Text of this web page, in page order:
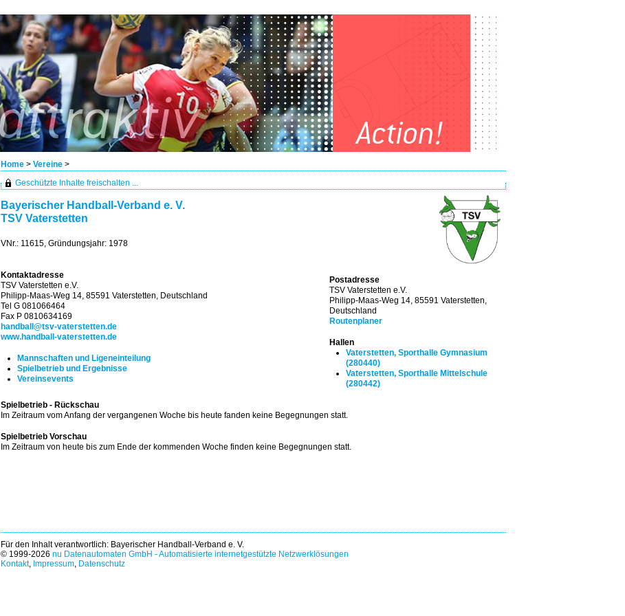
Home > Vereine >
Geschützte Inhalte freischalten ...
Bayerischer Handball-Verband e. V.
TSV Vaterstetten
VNr.: 11615, Gründungsjahr: 1978
Kontaktadresse
TSV Vaterstetten e.V.
Philipp-Maas-Weg 14, 85591 Vaterstetten, Deutschland
Tel G 081066464
Fax P 0810634169
handball@tsv-vaterstetten.de
www.handball-vaterstetten.de
Mannschaften und Ligeneinteilung
Spielbetrieb und Ergebnisse
Vereinsevents
Postadresse
TSV Vaterstetten e.V.
Philipp-Maas-Weg 14, 85591 Vaterstetten,
Deutschland
Routenplaner
Hallen
Vaterstetten, Sporthalle Gymnasium
(280440)
Vaterstetten, Sporthalle Mittelschule
(280442)
Spielbetrieb - Rückschau
Im Zeitraum vom Anfang der vergangenen Woche bis heute fanden keine Begegnungen statt.
Spielbetrieb Vorschau
Im Zeitraum von heute bis zum Ende der kommenden Woche finden keine Begegnungen statt.
Für den Inhalt verantwortlich: Bayerischer Handball-Verband e. V.
© 1999-2026 nu Datenautomaten GmbH - Automatisierte internetgestützte Netzwerklösungen
Kontakt, Impressum, Datenschutz